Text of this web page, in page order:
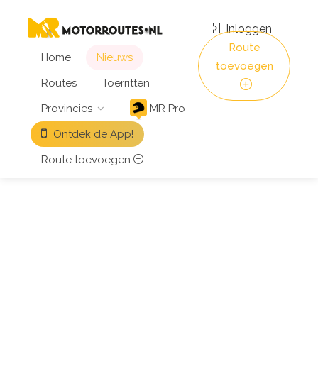
Home
Nieuws
Routes
Toerritten
Provincies
MR Pro
Ontdek de App!
Route toevoegen
Inloggen
Route
toevoegen